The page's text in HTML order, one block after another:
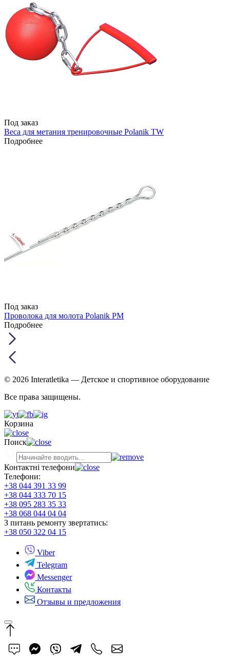
Под заказ
Веса для метания тренировочные Polanik TW
Подробнее
Под заказ
Проволока для молота Polanik PM
Подробнее
© 2026 Interatletika — Детское и спортивное оборудование
Все права защищены.
Корзина
Поиск
Контактні телефони
Телефони:
+38 044 391 33 99
+38 044 333 70 15
+38 095 283 35 33
+38 068 044 04 04
З питань ремонту звертатись:
+38 050 322 04 15
Viber
Telegram
Messenger
Контакты
Отзывы и предложения